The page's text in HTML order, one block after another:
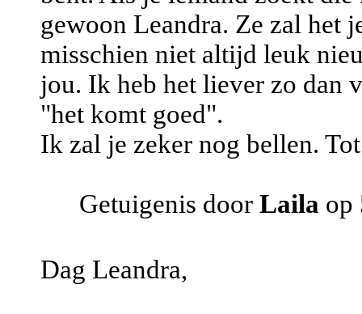
gewoon Leandra. Ze zal het
misschien niet altijd leuk
jou. Ik heb het liever zo dan
"het komt goed".
Ik zal je zeker nog bellen.
Getuigenis door Laila op
Dag Leandra,